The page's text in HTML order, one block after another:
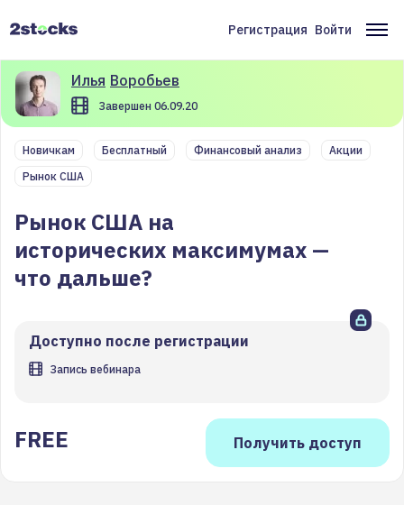
содержанию
Меню
пользователя
Регистрация Войти
Илья Воробьев
Завершен 06.09.20
Рынок США на
исторических максимумах —
что дальше?
Доступно после регистрации
Запись вебинара
Новичкам Бесплатный Финансовый анализ
Акции
Рынок США
FREE